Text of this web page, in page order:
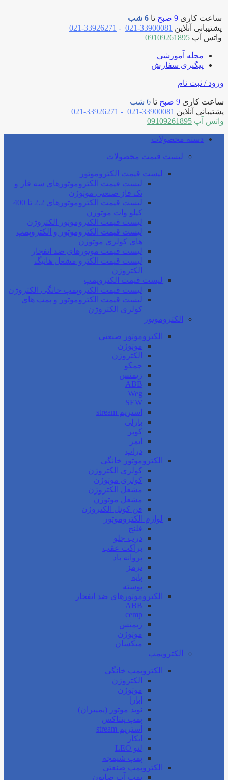
ساعت کاری 9 صبح تا 6 شب
پشتیبانی آنلاین 33900081-021
-
33926271-021
واتس آپ 09109261895
مجله آموزشی
پیگیری سفارش
ورود / ثبت نام
ساعت کاری 9 صبح تا 6 شب
پشتیبانی آنلاین 33900081-021
-
33926271-021
واتس آپ 09109261895
دسته محصولات
لیست قیمت محصولات
لیست قیمت الکتروموتور
لیست قیمت الکتروموتورهای سه فاز و
تک فاز صنعتی موتوژن
لیست قیمت الکتروموتورهای 2.2 تا 400
کیلو وات موتوژن
لیست قیمت الکتروموتور الکتروژن
لیست قیمت الکتروموتور و الکتروپمپ
های کولری موتوژن
لیست قیمت موتورهای ضد انفجار
لیست قیمت الکترو مشعل هانیگ
الکتروژن
لیست قیمت الکتروپمپ
لیست قیمت الکتروپمپ خانگی الکتروژن
لیست قیمت الکتروموتور و پمپ های
کولری الکتروژن
الکتروموتور
الکتروموتور صنعتی
موتوژن
الکتروژن
جمکو
زیمنس
ABB
Weg
SEW
استریم stream
بارلی
کوپر
ایمر
دراپ
الکتروموتور خانگی
کولری الکتروژن
کولری موتوژن
مشعل الکتروژن
مشعل موتوژن
فن کوئل الکتروژن
لوازم الکتروموتور
فلنج
درب جلو
براکت عقب
پروانه باد
ترمز
پایه
پوسته
الکتروموتورهای ضد انفجار
ABB
cemp
زیمنس
موتوژن
میکسان
الکتروپمپ
الکتروپمپ خانگی
الکتروژن
موتوژن
ابارا
نوید موتور (پمپیران)
پمپ پنتاکس
استریم stream
ایکار
لئو LEO
پمپ شیمجه
الکتروپمپ صنعتی
پمپ آب صابون